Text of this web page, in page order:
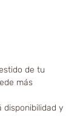
de tu
más
disponibilidad y